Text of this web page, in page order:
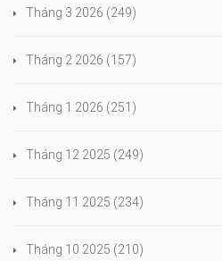
Tháng 3 2026 (249)
Tháng 2 2026 (157)
Tháng 1 2026 (251)
Tháng 12 2025 (249)
Tháng 11 2025 (234)
Tháng 10 2025 (210)